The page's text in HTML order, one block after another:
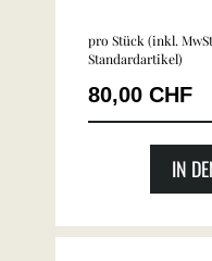
pro Stück (inkl.
Standardartikel)
80,00 CHF
IN